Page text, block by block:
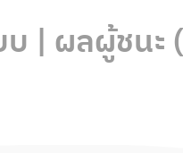
| ผลผู้ชนะ